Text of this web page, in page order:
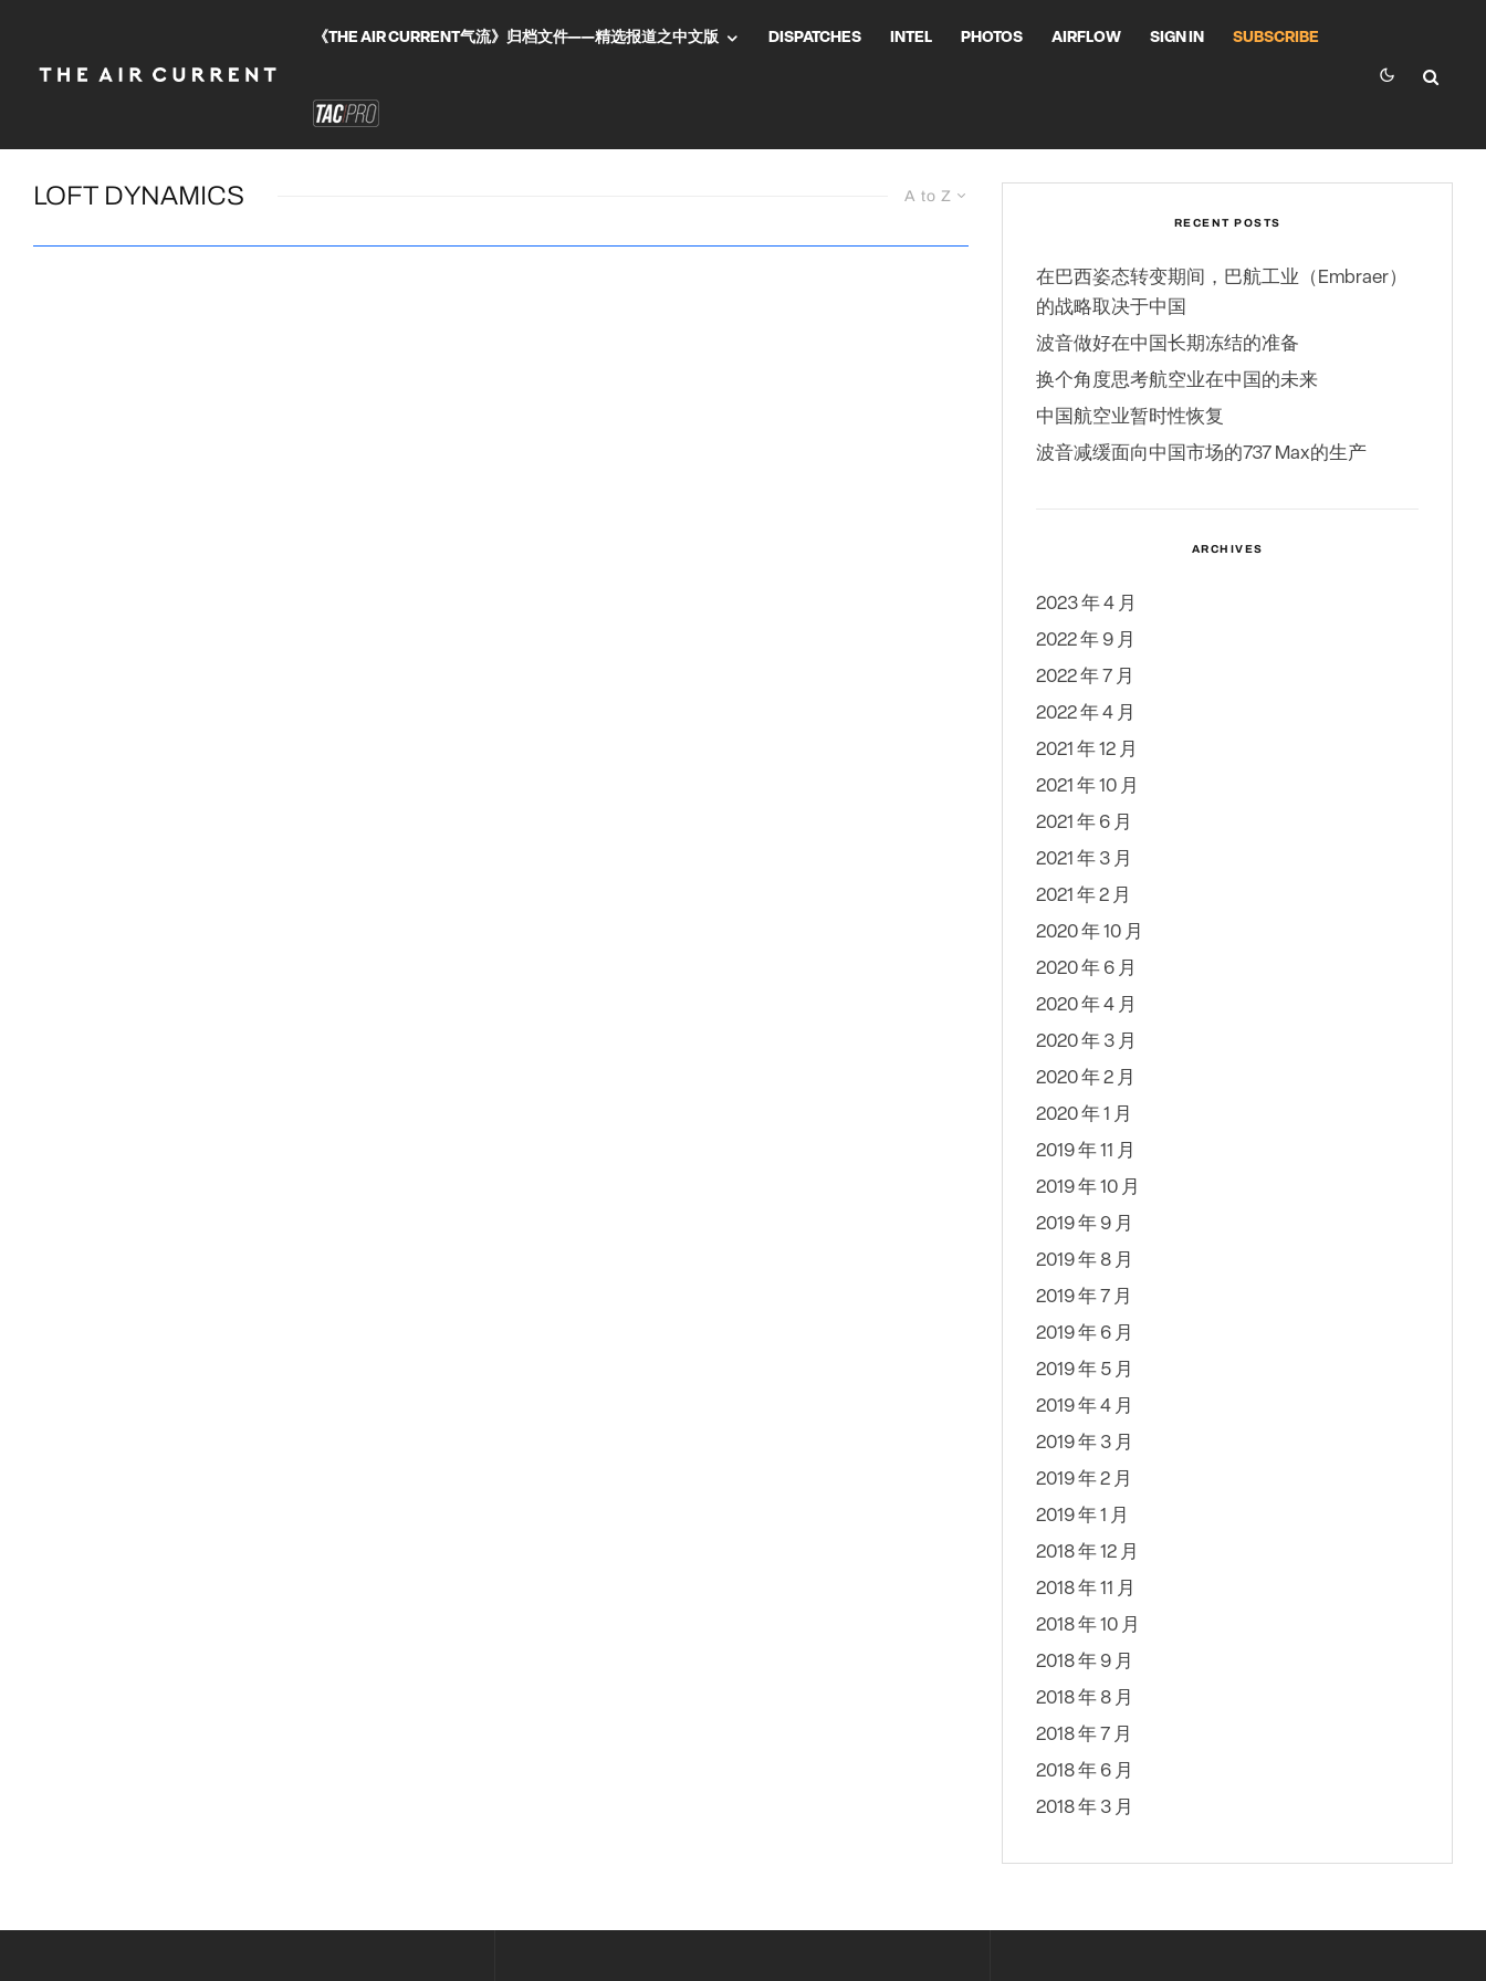
《THE AIR CURRENT气流》归档文件——精选报道之中文版 DISPATCHES INTEL PHOTOS AIRFLOW SIGN IN SUBSCRIBE
A to Z
LOFT DYNAMICS
RECENT POSTS
在巴西姿态转变期间，巴航工业（Embraer）
的战略取决于中国
波音做好在中国长期冻结的准备
换个角度思考航空业在中国的未来
中国航空业暂时性恢复
波音减缓面向中国市场的737 Max的生产
ARCHIVES
2023 年 4 月
2022 年 9 月
2022 年 7 月
2022 年 4 月
2021 年 12 月
2021 年 10 月
2021 年 6 月
2021 年 3 月
2021 年 2 月
2020 年 10 月
2020 年 6 月
2020 年 4 月
2020 年 3 月
2020 年 2 月
2020 年 1 月
2019 年 11 月
2019 年 10 月
2019 年 9 月
2019 年 8 月
2019 年 7 月
2019 年 6 月
2019 年 5 月
2019 年 4 月
2019 年 3 月
2019 年 2 月
2019 年 1 月
2018 年 12 月
2018 年 11 月
2018 年 10 月
2018 年 9 月
2018 年 8 月
2018 年 7 月
2018 年 6 月
2018 年 3 月